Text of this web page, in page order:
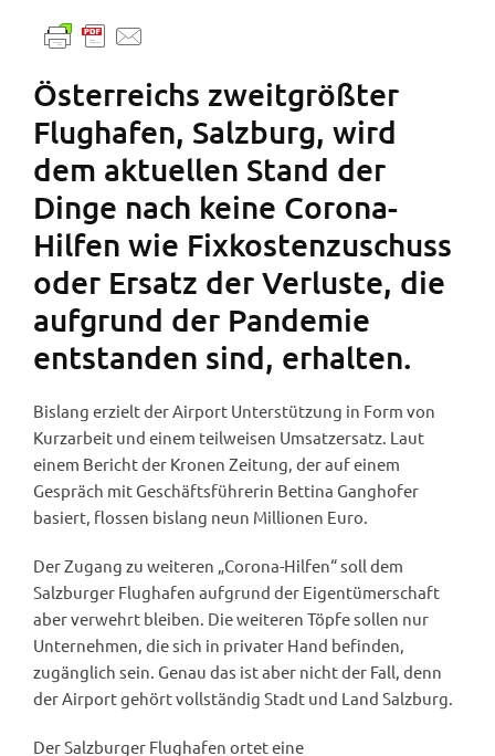
Österreichs zweitgrößter
Flughafen, Salzburg, wird
dem aktuellen Stand der
Dinge nach keine Corona-
Hilfen wie Fixkostenzuschuss
oder Ersatz der Verluste, die
aufgrund der Pandemie
entstanden sind, erhalten.
Bislang erzielt der Airport Unterstützung in Form von
Kurzarbeit und einem teilweisen Umsatzersatz. Laut
einem Bericht der Kronen Zeitung, der auf einem
Gespräch mit Geschäftsführerin Bettina Ganghofer
basiert, flossen bislang neun Millionen Euro.
Der Zugang zu weiteren „Corona-Hilfen“ soll dem
Salzburger Flughafen aufgrund der Eigentümerschaft
aber verwehrt bleiben. Die weiteren Töpfe sollen nur
Unternehmen, die sich in privater Hand befinden,
zugänglich sein. Genau das ist aber nicht der Fall, denn
der Airport gehört vollständig Stadt und Land Salzburg.
Der Salzburger Flughafen ortet eine